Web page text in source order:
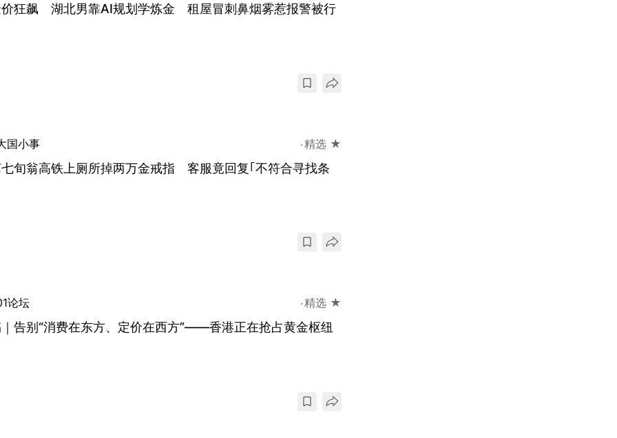
狂飙 湖北男靠AI规划学炼金 租屋冒刺鼻烟雾惹报警被行
国小事 精选 ★
旬翁高铁上厕所掉两万金戒指 客服竟回复｢不符合寻找条
论坛 精选 ★
告别“消费在东方、定价在西方”——香港正在抢占黄金枢纽